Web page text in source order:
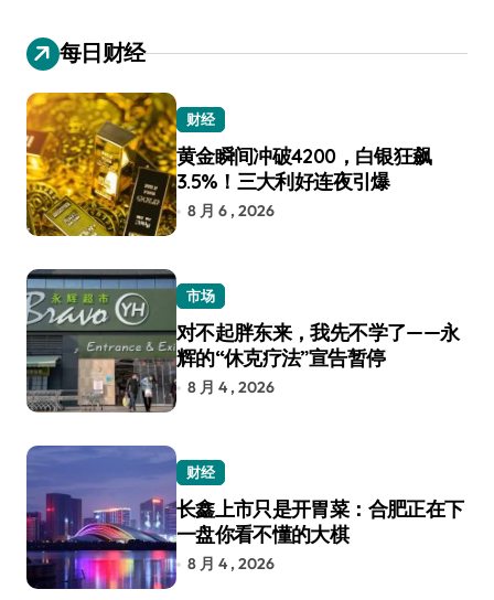
每日财经
财经
黄金瞬间冲破4200，白银狂飙
3.5%！三大利好连夜引爆
8 月 6 , 2026
市场
对不起胖东来，我先不学了——永
辉的“休克疗法”宣告暂停
8 月 4 , 2026
财经
长鑫上市只是开胃菜：合肥正在下
一盘你看不懂的大棋
8 月 4 , 2026